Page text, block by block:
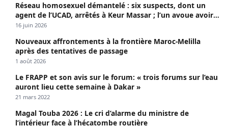
Réseau homosexuel démantelé : six suspects, dont un
agent de l’UCAD, arrêtés à Keur Massar ; l’un avoue avoir
propagé le VIH depuis 2018
16 juin 2026
Nouveaux affrontements à la frontière Maroc-Melilla
après des tentatives de passage
1 août 2026
Le FRAPP et son avis sur le forum: « trois forums sur l’eau
auront lieu cette semaine à Dakar »
21 mars 2022
Magal Touba 2026 : Le cri d’alarme du ministre de
l’intérieur face à l’hécatombe routière